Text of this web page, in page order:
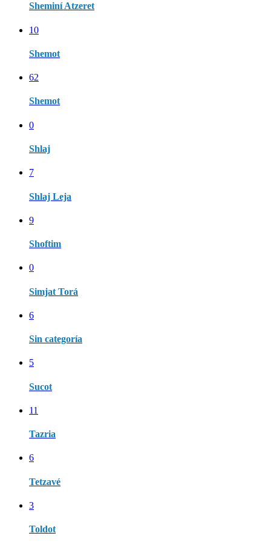
Sheminí Atzeret
10
Shemot
62
Shemot
0
Shlaj
7
Shlaj Leja
9
Shoftim
0
Simjat Torá
6
Sin categoría
5
Sucot
11
Tazria
6
Tetzavé
3
Toldot